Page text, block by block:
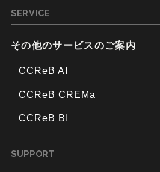
SERVICE
その他のサービスのご案内
CCReB AI
CCReB CREMa
CCReB BI
SUPPORT